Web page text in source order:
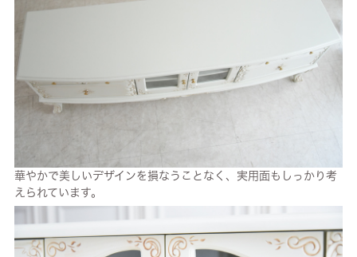
華やかで美しいデザインを損なうことなく、実用面もしっかり考
えられています。